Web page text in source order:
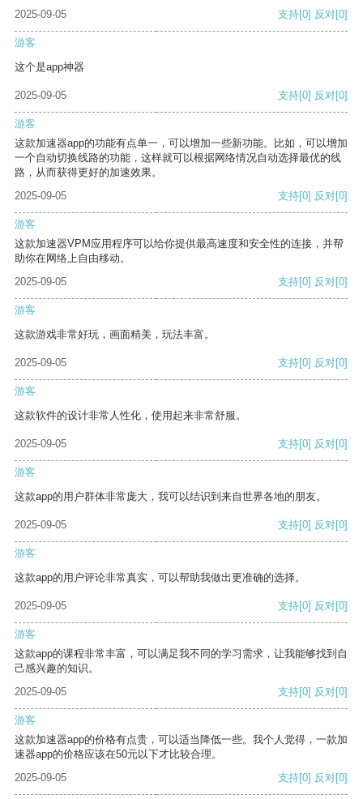
2025-09-05 支持[0] 反对[0]
游客
这个是app神器
2025-09-05 支持[0] 反对[0]
游客
这款加速器app的功能有点单一，可以增加一些新功能。比如，可以增加
一个自动切换线路的功能，这样就可以根据网络情况自动选择最优的线
路，从而获得更好的加速效果。
2025-09-05
支持[0] 反对[0]
游客
这款加速器VPM应用程序可以给你提供最高速度和安全性的连接，并帮
助你在网络上自由移动。
2025-09-05
支持[0] 反对[0]
游客
这款游戏非常好玩，画面精美，玩法丰富。
2025-09-05 支持[0] 反对[0]
游客
这款软件的设计非常人性化，使用起来非常舒服。
2025-09-05 支持[0] 反对[0]
游客
这款app的用户群体非常庞大，我可以结识到来自世界各地的朋友。
2025-09-05 支持[0] 反对[0]
游客
这款app的用户评论非常真实，可以帮助我做出更准确的选择。
2025-09-05 支持[0] 反对[0]
游客
这款app的课程非常丰富，可以满足我不同的学习需求，让我能够找到自
己感兴趣的知识。
2025-09-05
支持[0] 反对[0]
游客
这款加速器app的价格有点贵，可以适当降低一些。我个人觉得，一款加
速器app的价格应该在50元以下才比较合理。
2025-09-05
支持[0] 反对[0]